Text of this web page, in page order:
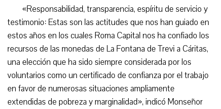
«Responsabilidad, transparencia, espíritu de servicio y
testimonio: Estas son las actitudes que nos han guiado en
estos años en los cuales Roma Capital nos ha confiado los
recursos de las monedas de La Fontana de Trevi a Cáritas,
una elección que ha sido siempre considerada por los
voluntarios como un certificado de confianza por el trabajo
en favor de numerosas situaciones ampliamente
extendidas de pobreza y marginalidad», indicó Monseñor